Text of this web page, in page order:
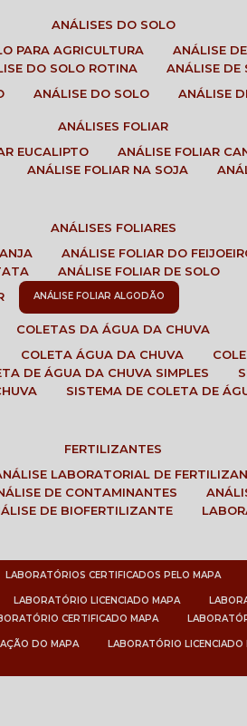
ANÁLISES DO SOLO
PARA AGRICULTURA
ANÁLISE
DO SOLO ROTINA ANÁLISE
ANÁLISE DO SOLO ANÁLISE
ANÁLISES FOLIAR
EUCALIPTO ANÁLISE FOLIAR
ANÁLISE FOLIAR NA SOJA
ANÁLISES FOLIARES
ANÁLISE FOLIAR DO
ANÁLISE FOLIAR DE SOLO
ANÁLISE FOLIAR ALGODÃO
COLETAS DA ÁGUA DA CHUVA
COLETA ÁGUA DA CHUVA
DE ÁGUA DA CHUVA SIMPLES
SISTEMA DE COLETA DE
FERTILIZANTES
ANÁLISE LABORATORIAL DE
DE CONTAMINANTES
DE BIOFERTILIZANTE
LABORATÓRIOS CERTIFICADOS PELO MAPA
LABORATÓRIO LICENCIADO MAPA
CERTIFICADO MAPA
DO MAPA LABORATÓRIO